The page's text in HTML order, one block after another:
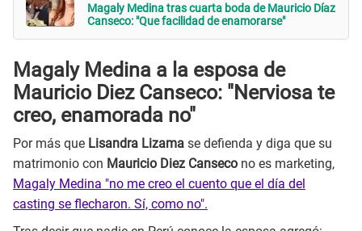
Magaly Medina tras cuarta boda de Mauricio Díaz
Canseco: "Que facilidad de enamorarse"
Magaly Medina a la esposa de
Mauricio Diez Canseco: "Nerviosa te
creo, enamorada no"
Por más que Lisandra Lizama se defienda y diga que su
matrimonio con Mauricio Diez Canseco no es marketing,
Magaly Medina "no me creo el cuento que el día del
casting se flecharon. Sí, como no".